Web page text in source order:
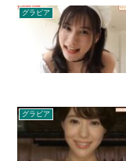
グラビア
グラビア